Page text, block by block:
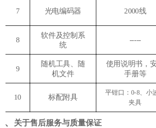
7 光电编码器 2000线
8
软件及控制系
统
-----
9
随机工具、随
机文件
使用说明书，
手册等
10 标配附具
平钳口： 0-8、小
夹具
、
关于售后服务与质量保证